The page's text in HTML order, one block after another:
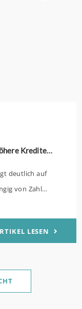
KfW-Förderung „Jung kauft Alt“: Höhere Kredite ab August 2026
deutlich auf
von Zahl
effektiv bei
möglich
LESEN